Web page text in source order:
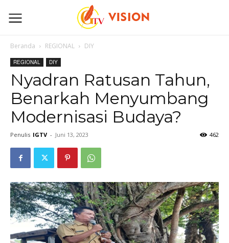
Beranda REGIONAL DIY
REGIONAL DIY
Nyadran Ratusan Tahun,
Benarkah Menyumbang
Modernisasi Budaya?
Penulis IGTV - Juni 13, 2023 462